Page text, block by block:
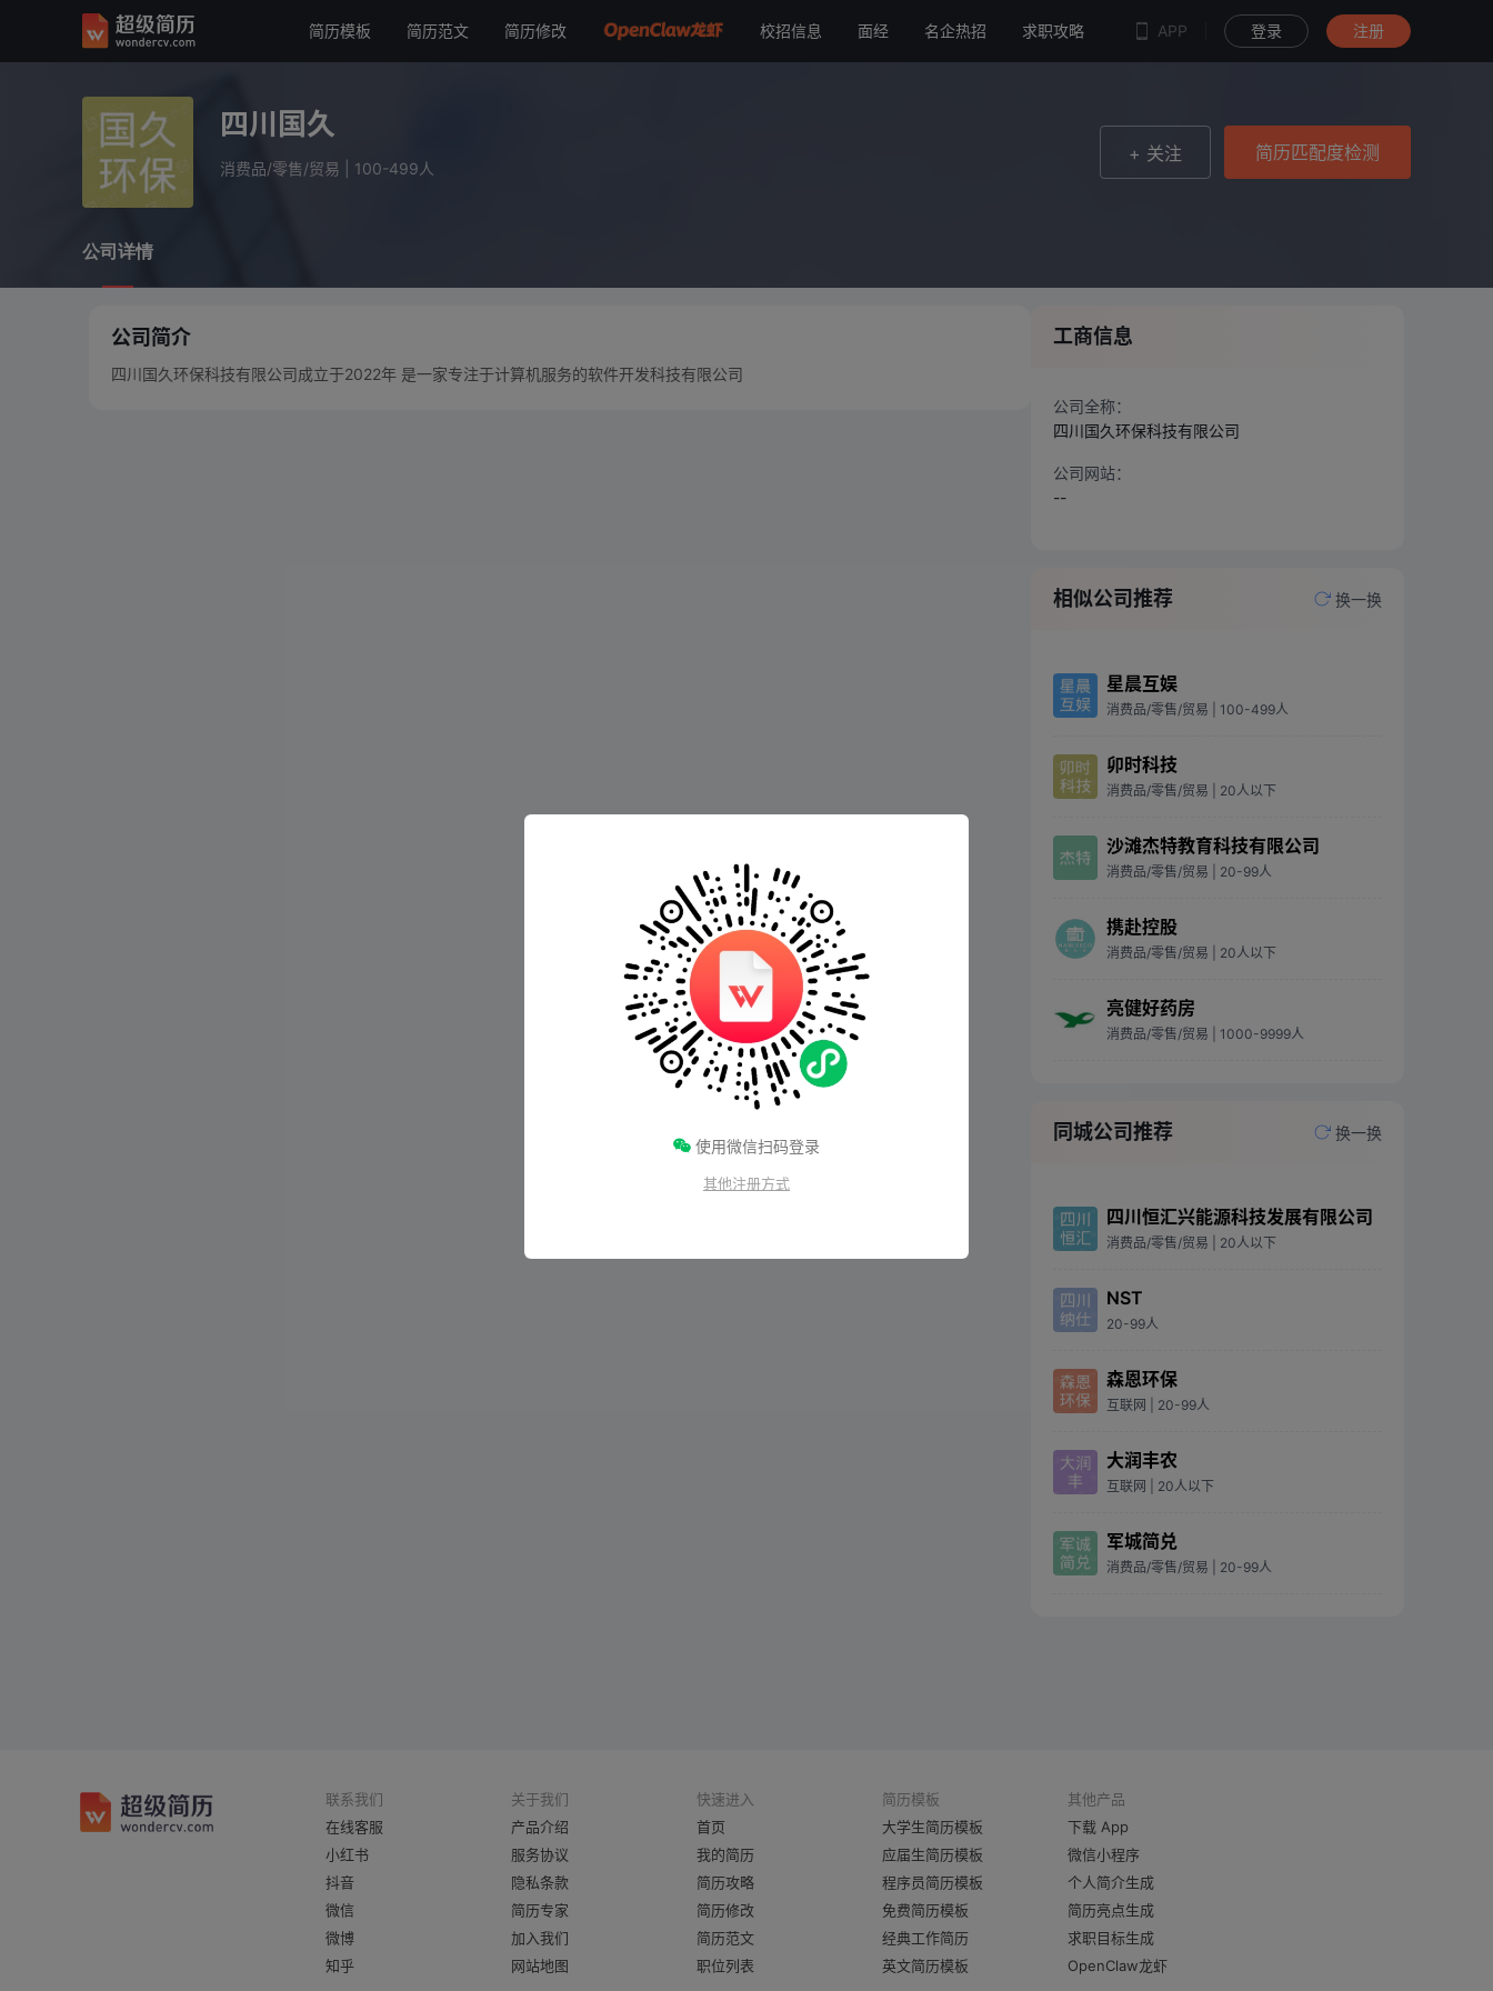
简历模板 简历范文 简历修改 校招信息 面经 名企热招 求职攻略 APP 登录 注册
四川国久
公司详情 四川国久
消费品/零售/贸易 100-499人
+ 关注 简历匹配度检测
公司详情
公司简介
四川国久环保科技有限公司成立于2022年 是一家专注于计算机服务的软件开发科技有限公司
工商信息
公司全称：
四川国久环保科技有限公司
公司网站：
--
相似公司推荐 换一换
星晨互娱
消费品/零售/贸易 | 100-499人
卯时科技
消费品/零售/贸易 | 20人以下
沙滩杰特教育科技有限公司
消费品/零售/贸易 | 20-99人
携赴控股
消费品/零售/贸易 | 20人以下
亮健好药房
消费品/零售/贸易 | 1000-9999人
同城公司推荐 换一换
四川恒汇兴能源科技发展有限公司
消费品/零售/贸易 | 20人以下
NST
20-99人
森恩环保
互联网 | 20-99人
大润丰农
互联网 | 20人以下
军城简兑
消费品/零售/贸易 | 20-99人
使用微信扫码登录
其他注册方式
联系我们
在线客服
小红书
抖音
微信
微博
知乎
关于我们
产品介绍
服务协议
隐私条款
简历专家
加入我们
网站地图
快速进入
首页
我的简历
简历攻略
简历修改
简历范文
职位列表
简历模板
大学生简历模板
应届生简历模板
程序员简历模板
免费简历模板
经典工作简历
英文简历模板
其他产品
下载 App
微信小程序
个人简介生成
简历亮点生成
求职目标生成
OpenClaw龙虾